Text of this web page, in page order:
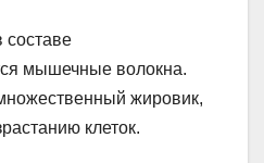
мышечные волокна.
жировик,
клеток.